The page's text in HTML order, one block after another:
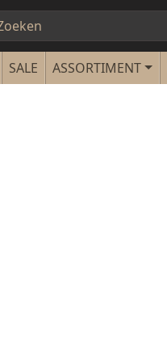
SALE ASSORTIMENT